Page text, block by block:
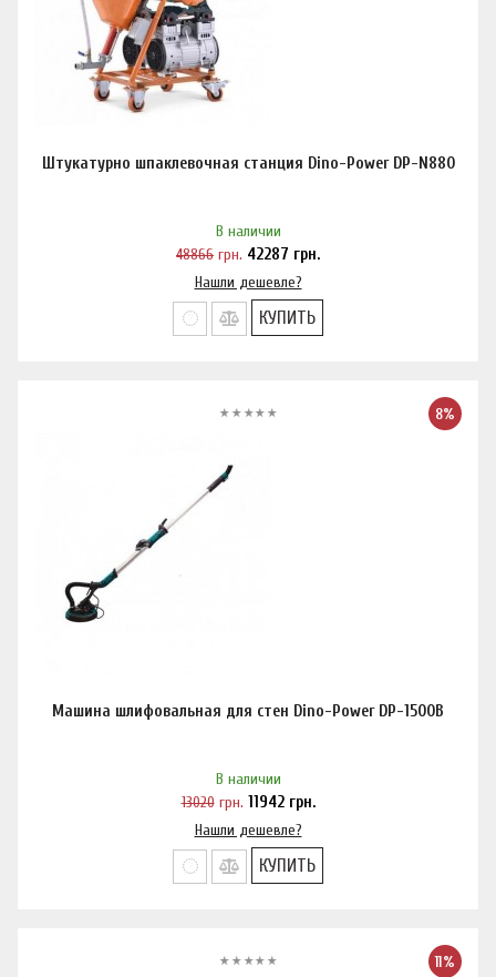
Штукатурно шпаклевочная станция Dino-Power DP-N880
В наличии
48866 грн. 42287 грн.
Нашли дешевле?
КУПИТЬ
8%
Машина шлифовальная для стен Dino-Power DP-1500B
В наличии
13020грн. 11942грн.
Нашли дешевле?
КУПИТЬ
11%